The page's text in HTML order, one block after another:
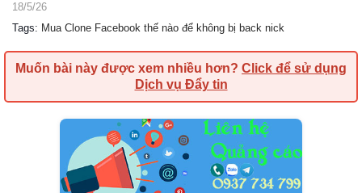
18/5/26
Tags: Mua Clone Facebook thế nào để không bị back nick
Muốn bài này được xem nhiều hơn? Click để sử dụng
Dịch vụ Đẩy tin